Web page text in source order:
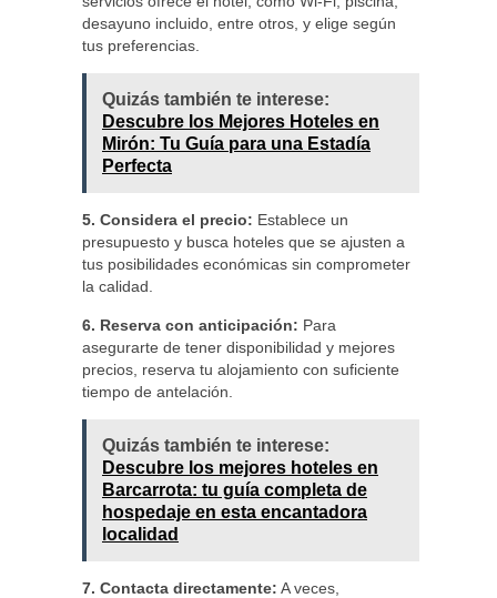
desayuno incluido, entre otros, y elige según
tus preferencias.
Quizás también te interese:
Descubre los Mejores Hoteles en
Mirón: Tu Guía para una Estadía
Perfecta
5. Considera el precio: Establece un
presupuesto y busca hoteles que se ajusten a
tus posibilidades económicas sin comprometer
la calidad.
6. Reserva con anticipación: Para
asegurarte de tener disponibilidad y mejores
precios, reserva tu alojamiento con suficiente
tiempo de antelación.
Quizás también te interese:
Descubre los mejores hoteles en
Barcarrota: tu guía completa de
hospedaje en esta encantadora
localidad
7. Contacta directamente: A veces,